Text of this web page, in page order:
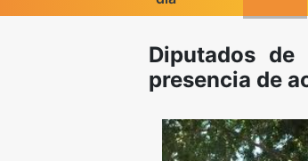
Diputados
presencia de